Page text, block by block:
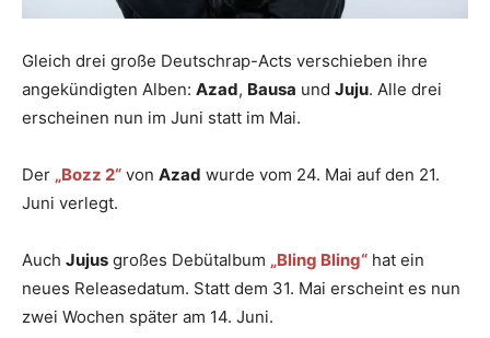
Gleich drei große Deutschrap-Acts verschieben ihre
angekündigten Alben: Azad, Bausa und Juju. Alle drei
erscheinen nun im Juni statt im Mai.
Der „Bozz 2“ von Azad wurde vom 24. Mai auf den 21.
Juni verlegt.
Auch Jujus großes Debütalbum „Bling Bling“ hat ein
neues Releasedatum. Statt dem 31. Mai erscheint es nun
zwei Wochen später am 14. Juni.